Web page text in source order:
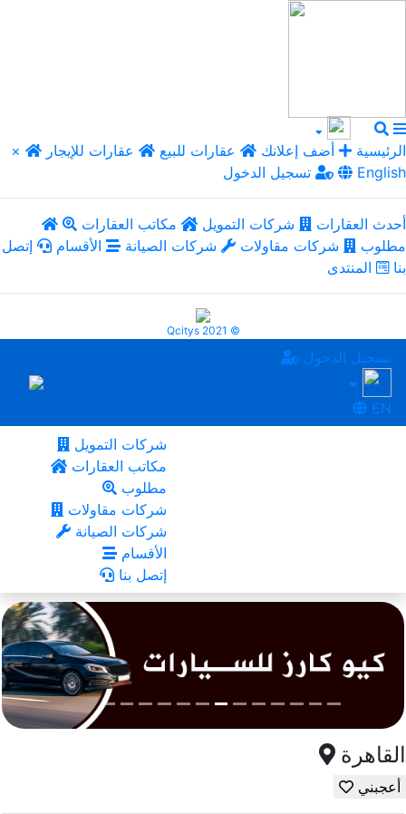
× الرئيسية أضف إعلانك عقارات للبيع
عقارات للإيجار
تسجيل الدخول
English
أحدث العقارات شركات التمويل
مكاتب العقارات
مطلوب
شركات مقاولات شركات الصيانة الأقسام
إتصل
بنا
المنتدى
Qcitys 2021 ©
تسجيل الدخول
EN
شركات التمويل
مكاتب العقارات
مطلوب
شركات مقاولات
شركات الصيانة
الأقسام
إتصل بنا
القاهرة
أعجبني